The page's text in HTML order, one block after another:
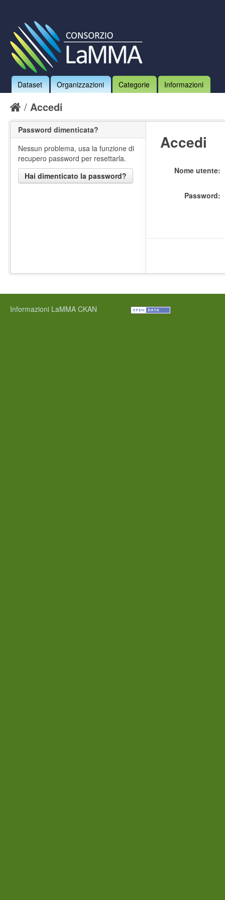
Dataset Organizzazioni Categorie Informazioni
Accedi
Accedi
Nome utente
Password
Password dimenticata?
Nessun problema, usa la funzione di
recupero password per resettarla.
Hai dimenticato la password?
Informazioni LaMMA CKAN